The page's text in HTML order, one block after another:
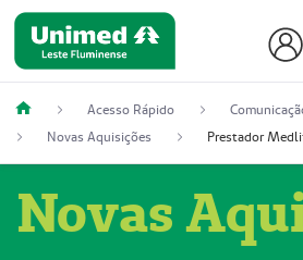
Acesso Rápido
Novas Aquisições
Novas